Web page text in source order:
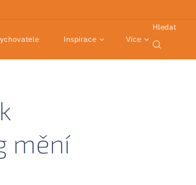
Inspirace Více
Hledat
mění